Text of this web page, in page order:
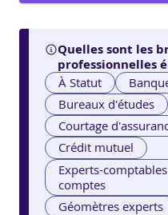
Quelles sont les
professionnelles
À Statut
Bureaux d'études
Courtage
Crédit mutuel
Experts-
comptes
Géomètres experts